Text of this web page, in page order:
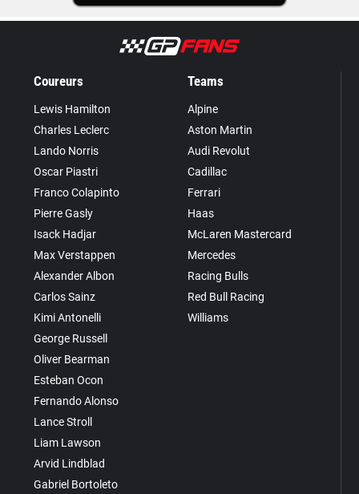
Coureurs
Lewis Hamilton
Charles Leclerc
Lando Norris
Oscar Piastri
Franco Colapinto
Pierre Gasly
Isack Hadjar
Max Verstappen
Alexander Albon
Carlos Sainz
Kimi Antonelli
George Russell
Oliver Bearman
Esteban Ocon
Fernando Alonso
Lance Stroll
Liam Lawson
Arvid Lindblad
Gabriel Bortoleto
Teams
Alpine
Aston Martin
Audi Revolut
Cadillac
Ferrari
Haas
McLaren Mastercard
Mercedes
Racing Bulls
Red Bull Racing
Williams